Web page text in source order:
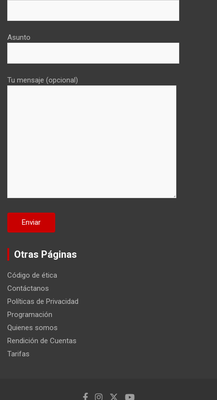
Asunto
Tu mensaje (opcional)
Otras Páginas
Código de ética
Contáctanos
Políticas de Privacidad
Programación
Quienes somos
Rendición de Cuentas
Tarifas